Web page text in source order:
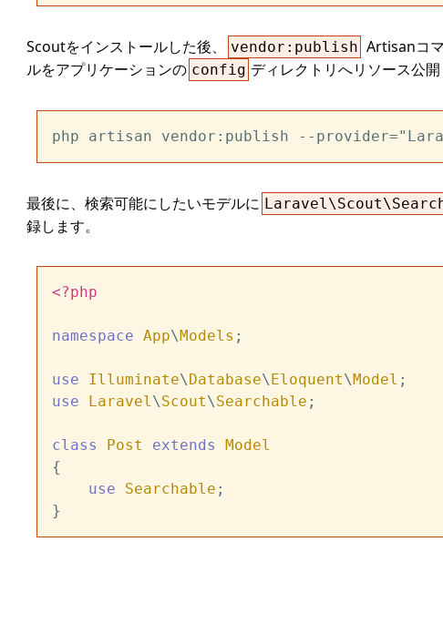
Scoutをインストールした後、 vendor:publish Artisanコ
ルをアプリケーションの config ディレクトリへリソース公開
最後に、検索可能にしたいモデルに
録します。
<?php
namespace App\Models ;
use Illuminate\Database\Eloquent\Model
use
Laravel \Scout\Searchable ;
class Post extends
Model
{
use
Searchable ;